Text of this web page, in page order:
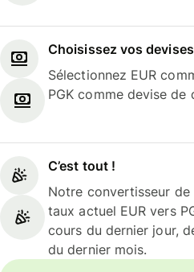
Choisissez vos devises
Sélectionnez EUR
PGK comme devise de
C’est tout !
Notre convertisseur
taux actuel EUR vers
cours du dernier jour,
du dernier mois.